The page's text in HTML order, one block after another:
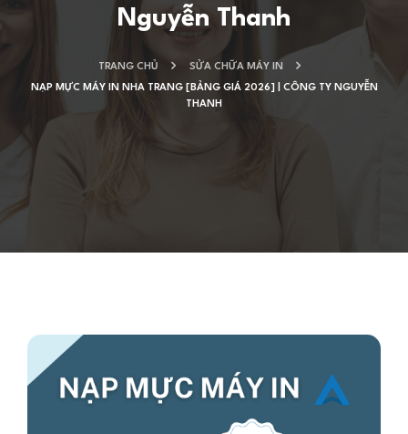
Nguyễn Thanh
TRANG CHỦ SỬA CHỮA MÁY IN
NẠP MỰC MÁY IN NHA TRANG [BẢNG GIÁ 2026] | CÔNG TY NGUYỄN
THANH
Đăng 26 tháng 9, 2024